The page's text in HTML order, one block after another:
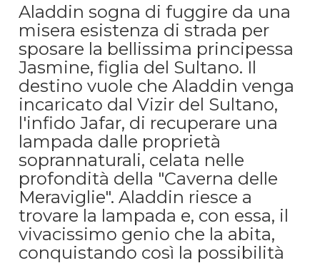
Aladdin sogna di fuggire da una
misera esistenza di strada per
sposare la bellissima principessa
Jasmine, figlia del Sultano. Il
destino vuole che Aladdin venga
incaricato dal Vizir del Sultano,
l'infido Jafar, di recuperare una
lampada dalle proprietà
soprannaturali, celata nelle
profondità della "Caverna delle
Meraviglie". Aladdin riesce a
trovare la lampada e, con essa, il
vivacissimo genio che la abita,
conquistando così la possibilità